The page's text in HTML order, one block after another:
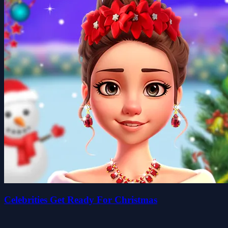
Celebrities Get Ready For Christmas